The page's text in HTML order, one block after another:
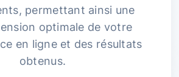
permettant ainsi une
optimale de votre
en ligne et des résultats
obtenus.